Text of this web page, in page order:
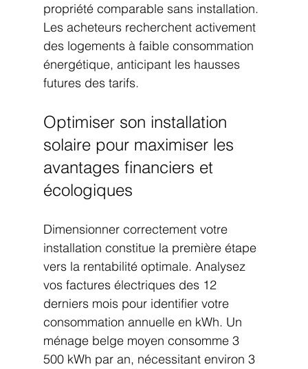
propriété comparable sans installation.
Les acheteurs recherchent activement
des logements à faible consommation
énergétique, anticipant les hausses
futures des tarifs.
Optimiser son installation
solaire pour maximiser les
avantages financiers et
écologiques
Dimensionner correctement votre
installation constitue la première étape
vers la rentabilité optimale. Analysez
vos factures électriques des 12
derniers mois pour identifier votre
consommation annuelle en kWh. Un
ménage belge moyen consomme 3
500 kWh par an, nécessitant environ 3